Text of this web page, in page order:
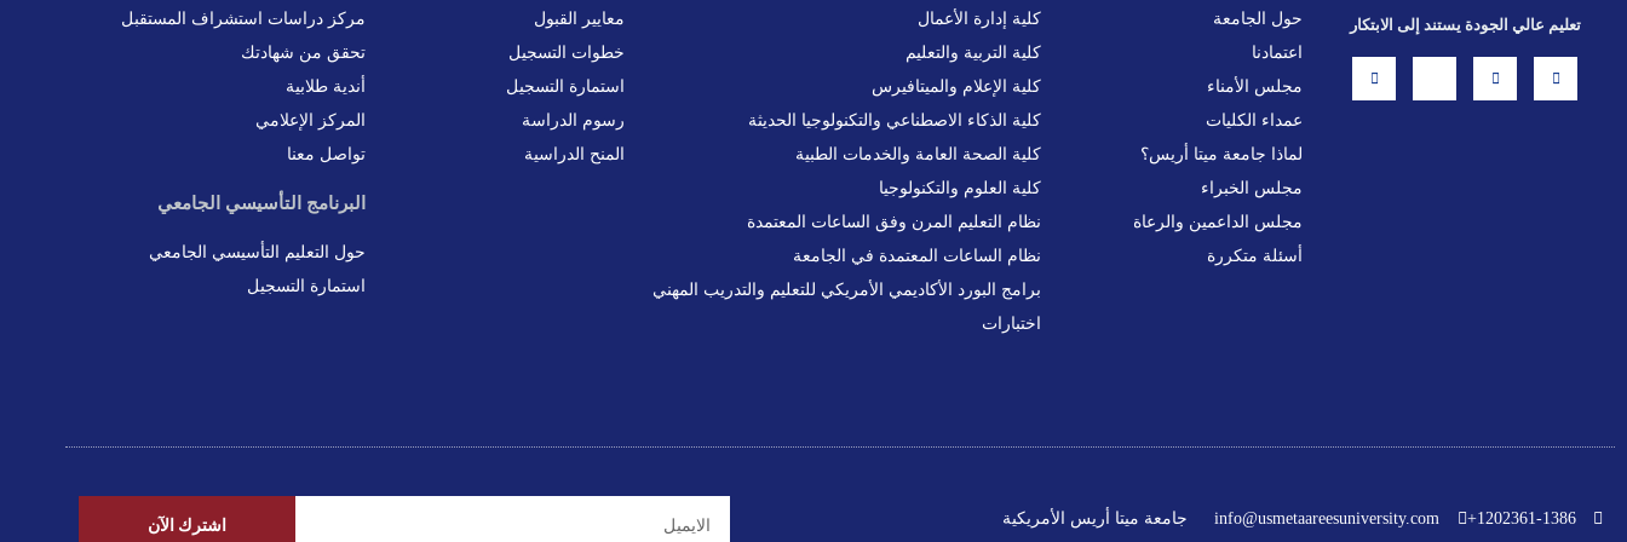
تعليم عالي الجودة يستند إلى الابتكار
I
n
t
F
a
e
X
w
L
i
k
حول الجامعة
اعتمادنا
مجلس الأمناء
عمداء الكليات
لماذا جامعة ميتا أريس؟
مجلس الخبراء
مجلس الداعمين والرعاة
أسئلة متكررة
كلية إدارة الأعمال
كلية التربية والتعليم
كلية الإعلام والميتافيرس
كلية الذكاء الاصطناعي والتكنولوجيا الحديثة
كلية الصحة العامة والخدمات الطبية
كلية العلوم والتكنولوجيا
نظام التعليم المرن وفق الساعات المعتمدة
نظام الساعات المعتمدة في الجامعة
برامج البورد الأكاديمي الأمريكي للتعليم والتدريب المهني
اختبارات
معايير القبول
خطوات التسجيل
استمارة التسجيل
رسوم الدراسة
المنح الدراسية
مركز دراسات استشراف المستقبل
تحقق من شهادتك
أندية طلابية
المركز الإعلامي
تواصل معنا
البرنامج التأسيسي الجامعي
حول التعليم التأسيسي الجامعي
استمارة التسجيل
1202361-1386+
info@usmetaareesuniversity.com جامعة ميتا أريس الأمريكية اشترك الآن